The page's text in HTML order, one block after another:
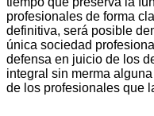
profesionales de forma
definitiva, será posible
única sociedad
defensa en juicio de los
integral sin merma
de los profesionales que